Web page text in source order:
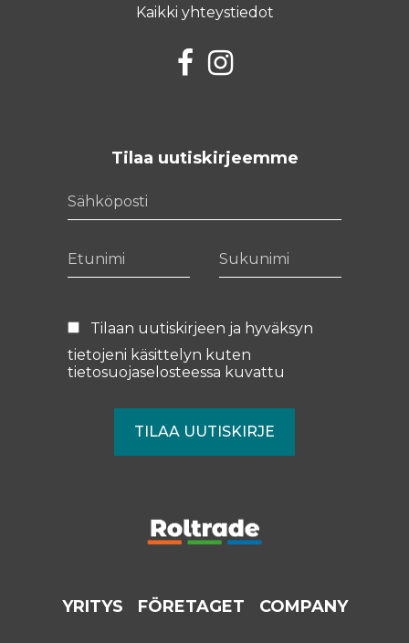
Kaikki yhteystiedot
FacebookInstagram
Tilaa uutiskirjeemme
Tilaan uutiskirjeen ja hyväksyn
tietojeni käsittelyn kuten
tietosuojaselosteessa kuvattu
YRITYS FÖRETAGET COMPANY